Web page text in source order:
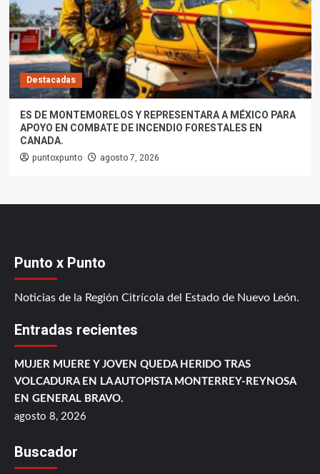
Destacadas
ES DE MONTEMORELOS Y REPRESENTARA A MÉXICO PARA
APOYO EN COMBATE DE INCENDIO FORESTALES EN
CANADA.
puntoxpunto agosto 7, 2026
Punto x Punto
Noticias de la Región Citrícola del Estado de Nuevo León.
Entradas recientes
MUJER MUERE Y JOVEN QUEDA HERIDO TRAS
VOLCADURA EN LA AUTOPISTA MONTERREY-REYNOSA
EN GENERAL BRAVO.
agosto 8, 2026
Buscador